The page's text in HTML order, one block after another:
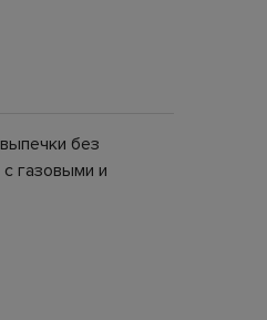
без
газовыми и